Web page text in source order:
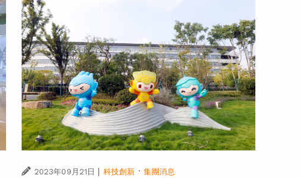
2023年09月21日 | 科技創新 · 集團消息